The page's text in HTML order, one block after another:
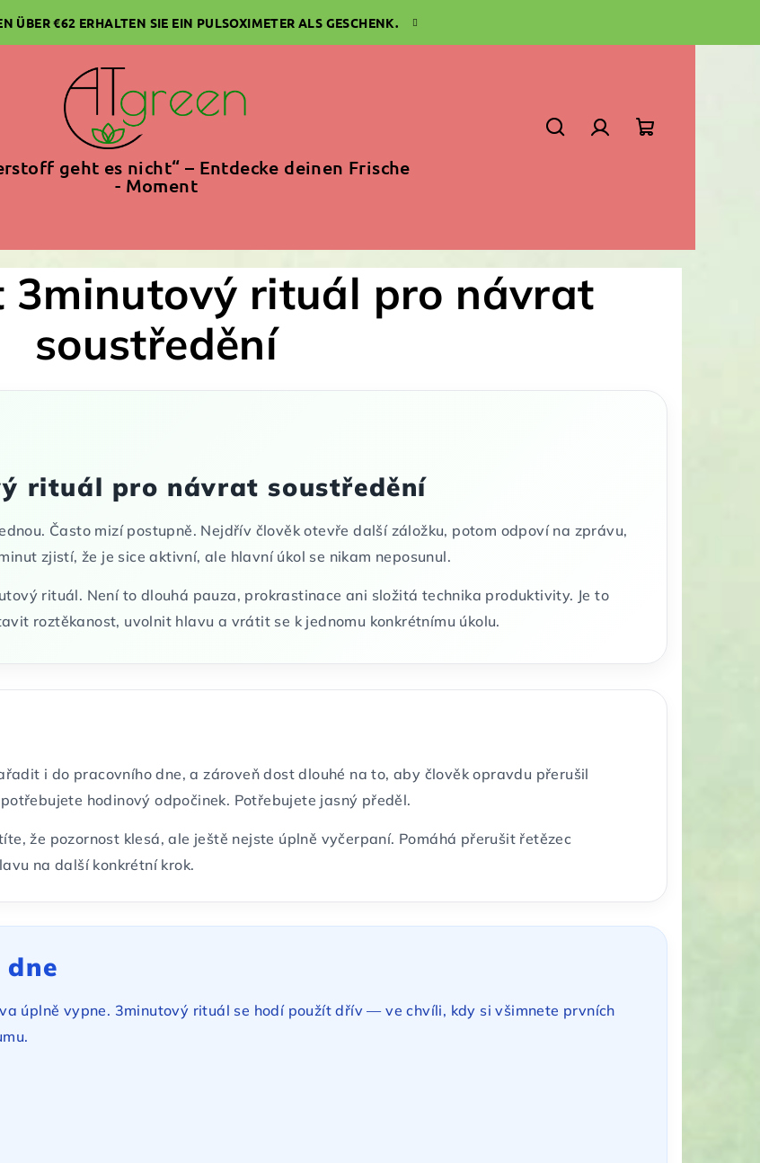
ÜBER €62 ERHALTEN SIE EIN PULSOXIMETER ALS GESCHENK.
geht es nicht“ – Entdecke deinen Frische
- Moment
3minutový rituál pro návrat
soustředění
rituál pro návrat soustředění
Často mizí postupně. Nejdřív člověk otevře další záložku, potom odpoví na zprávu,
zjistí, že je sice aktivní, ale hlavní úkol se nikam neposunul.
rituál. Není to dlouhá pauza, prokrastinace ani složitá technika produktivity. Je to
roztěkanost, uvolnit hlavu a vrátit se k jednomu konkrétnímu úkolu.
i do pracovního dne, a zároveň dost dlouhé na to, aby člověk opravdu přerušil
hodinový odpočinek. Potřebujete jasný předěl.
že pozornost klesá, ale ještě nejste úplně vyčerpaní. Pomáhá přerušit řetězec
na další konkrétní krok.
úplně vypne. 3minutový rituál se hodí použít dřív — ve chvíli, kdy si všimnete prvních